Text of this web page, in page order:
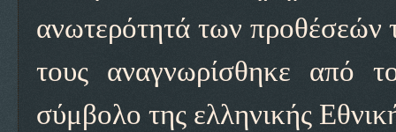
ανωτερότητά των προθέσεών
τους αναγνωρίσθηκε από
σύμβολο της ελληνικής